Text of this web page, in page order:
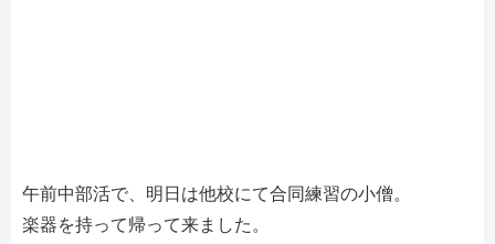
午前中部活で、明日は他校にて合同練習の小僧。
楽器を持って帰って来ました。